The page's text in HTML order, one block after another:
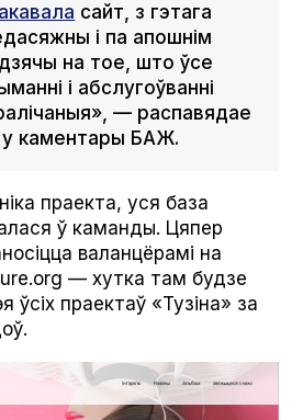
сайт, з гэтага
і па апошнім
на тое, што ўсе
і абслугоўванні
— распавядае
у каментары БАЖ.
праекта, уся база
ў каманды. Цяпер
валанцёрамі на
— хутка там будзе
ўсіх праектаў «Тузіна» за